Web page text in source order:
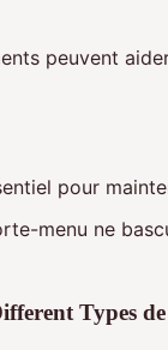
peuvent
pour
menu ne
Types